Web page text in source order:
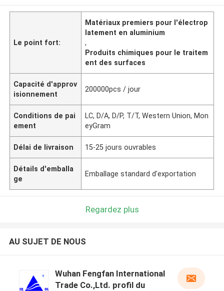
Le point fort:
Matériaux premiers pour l'électrop
latement en aluminium
,
Produits chimiques pour le traitem
ent des surfaces
Capacité d'approv
isionnement
200000pcs / jour
Conditions de pai
ement
LC, D/A, D/P, T/T, Western Union, Mon
eyGram
Délai de livraison 15-25 jours ouvrables
Détails d'emballa
ge
Emballage standard d'exportation
Regardez plus
AU SUJET DE NOUS
Wuhan Fengfan International
Trade Co.,Ltd. profil du